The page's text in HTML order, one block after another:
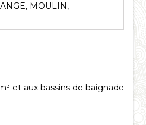
MOULIN,
et aux bassins de baignade